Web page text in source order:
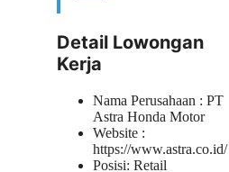
Detail Lowongan
Kerja
Nama Perusahaan : PT
Astra Honda Motor
Website :
https://www.astra.co.id/
Posisi: Retail